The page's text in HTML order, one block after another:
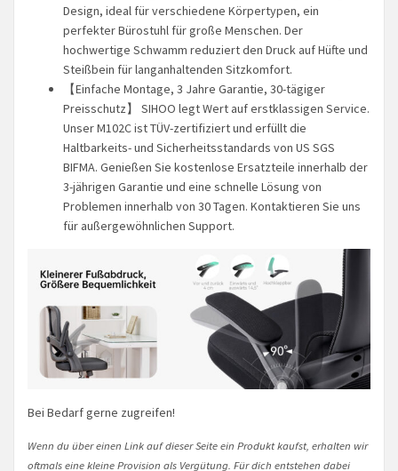
Design, ideal für verschiedene Körpertypen, ein
perfekter Bürostuhl für große Menschen. Der
hochwertige Schwamm reduziert den Druck auf Hüfte und
Steißbein für langanhaltenden Sitzkomfort.
【Einfache Montage, 3 Jahre Garantie, 30-tägiger
Preisschutz】 SIHOO legt Wert auf erstklassigen Service.
Unser M102C ist TÜV-zertifiziert und erfüllt die
Haltbarkeits- und Sicherheitsstandards von US SGS
BIFMA. Genießen Sie kostenlose Ersatzteile innerhalb der
3-jährigen Garantie und eine schnelle Lösung von
Problemen innerhalb von 30 Tagen. Kontaktieren Sie uns
für außergewöhnlichen Support.
Bei Bedarf gerne zugreifen!
Wenn du über einen Link auf dieser Seite ein Produkt kaufst, erhalten wir
oftmals eine kleine Provision als Vergütung. Für dich entstehen dabei